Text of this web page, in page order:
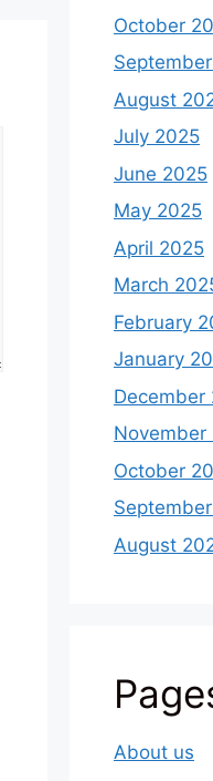
October
August
July 2025
June 2025
May 2025
April 2025
March
February
January
December
November
October
August
About us